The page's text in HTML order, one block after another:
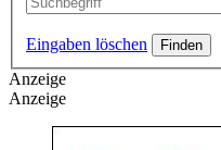
Eingaben löschen
Anzeige
Anzeige